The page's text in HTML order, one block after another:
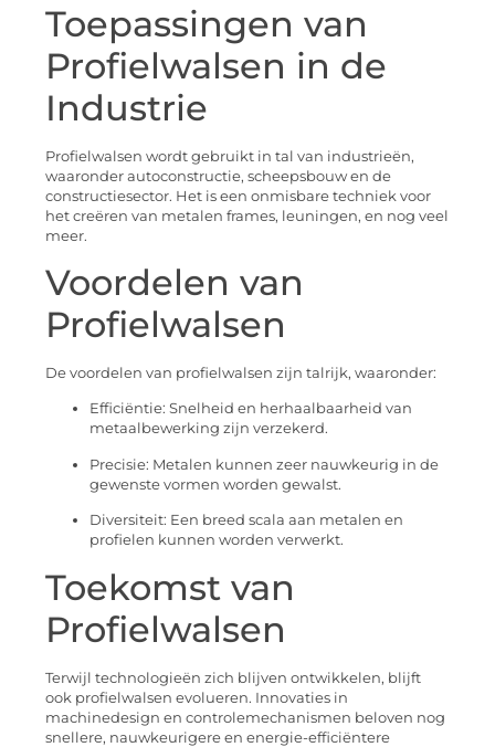
Toepassingen van
Profielwalsen in de
Industrie
Profielwalsen wordt gebruikt in tal van industrieën,
waaronder autoconstructie, scheepsbouw en de
constructiesector. Het is een onmisbare techniek voor
het creëren van metalen frames, leuningen, en nog veel
meer.
Voordelen van
Profielwalsen
De voordelen van profielwalsen zijn talrijk, waaronder:
Efficiëntie: Snelheid en herhaalbaarheid van
metaalbewerking zijn verzekerd.
Precisie: Metalen kunnen zeer nauwkeurig in de
gewenste vormen worden gewalst.
Diversiteit: Een breed scala aan metalen en
profielen kunnen worden verwerkt.
Toekomst van
Profielwalsen
Terwijl technologieën zich blijven ontwikkelen, blijft
ook profielwalsen evolueren. Innovaties in
machinedesign en controlemechanismen beloven nog
snellere, nauwkeurigere en energie-efficiëntere